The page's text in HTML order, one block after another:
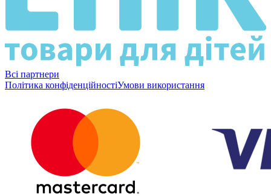
Всі партнери
Політика конфіденційностіУмови використання